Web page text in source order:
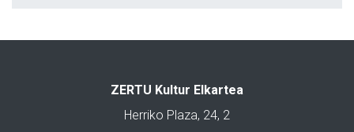
ZERTU Kultur Elkartea
Herriko Plaza, 24, 2